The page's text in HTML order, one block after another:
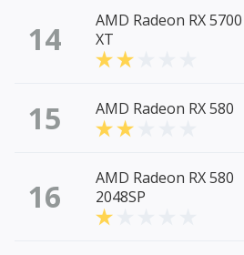
14
AMD Radeon RX 5700
XT
15 AMD Radeon RX 580
16
AMD Radeon RX 580
2048SP